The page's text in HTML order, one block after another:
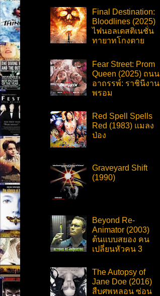
Final Destination:
Bloodlines (2025)
ไฟนอลเดสติเนชั่น
ทายาทโกงตาย
Fear Street: Prom
Queen (2025) ถนน
อาถรรพ์: ราชินีงาน
พรอม
Red Spell Spells
Red (1983) แมลง
ป่อง
Graveyard Shift
(1990)
Beyond Re-
Animator (2003)
ต้นแบบสยอง คน
เปลี่ยนหัวคน 3
The Autopsy of
Jane Doe (2016)
สืบศพหลอน ซ่อน